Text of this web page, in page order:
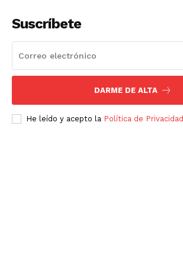
Suscríbete
DARME DE ALTA
He leído y acepto la Política de Privacidad